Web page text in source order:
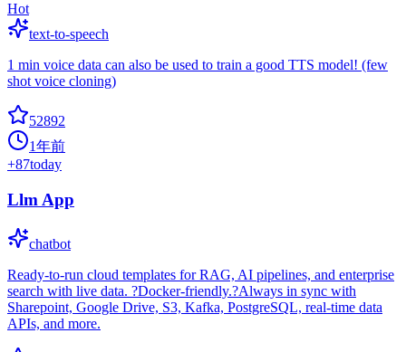
Hot
text-to-speech
1 min voice data can also be used to train a good TTS model! (few
shot voice cloning)
52892
1年前
+87today
Llm App
chatbot
Ready-to-run cloud templates for RAG, AI pipelines, and enterprise
search with live data. ?Docker-friendly.?Always in sync with
Sharepoint, Google Drive, S3, Kafka, PostgreSQL, real-time data
APIs, and more.